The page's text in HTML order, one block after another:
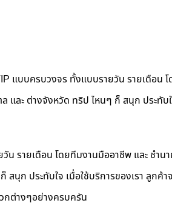
แบบครบวงจร ทั้งแบบรายวัน รายเดือน
ละ ต่างจังหวัด ทริป ไหนๆ ก็ สนุก ประทับใ
รายเดือน โดยทีมงานมืออาชีพ และ ชำน
ก ประทับใจ เมื่อใช้บริการของเรา ลูกค้า
กต่างๆอย่างครบครัน